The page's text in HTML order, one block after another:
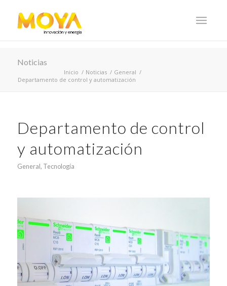
Noticias
Inicio / Noticias / General /
Departamento de control y automatización
Departamento de control
y automatización
General, Tecnología